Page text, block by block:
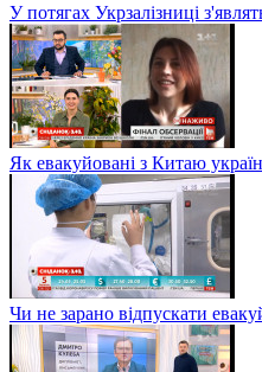
У потягах Укрзалізниці
Як евакуйовані з Китаю
Чи не зарано відпускати